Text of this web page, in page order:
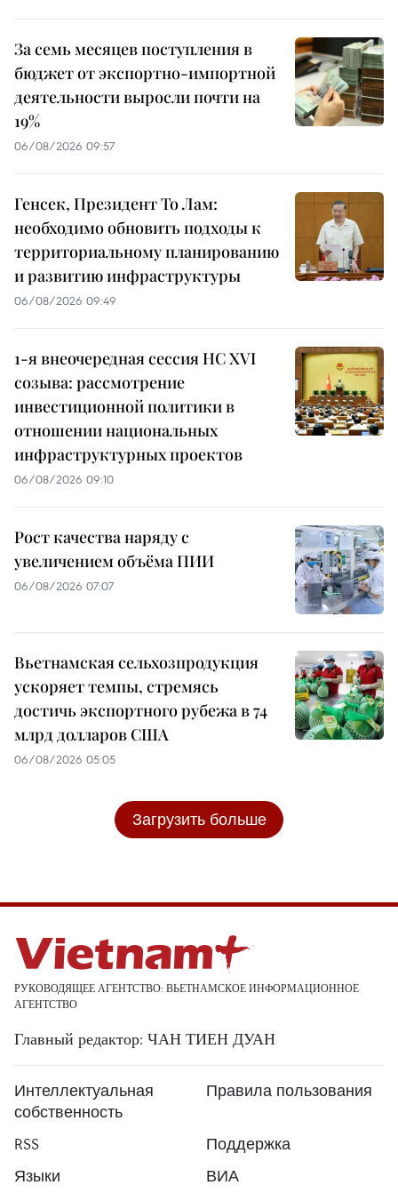
За семь месяцев поступления в
бюджет от экспортно-импортной
деятельности выросли почти на
19%
06/08/2026 09:57
Генсек, Президент То Лам:
необходимо обновить подходы к
территориальному планированию
и развитию инфраструктуры
06/08/2026 09:49
1-я внеочередная сессия НС XVI
созыва: рассмотрение
инвестиционной политики в
отношении национальных
инфраструктурных проектов
06/08/2026 09:10
Рост качества наряду с
увеличением объёма ПИИ
06/08/2026 07:07
Вьетнамская сельхозпродукция
ускоряет темпы, стремясь
достичь экспортного рубежа в 74
млрд долларов США
06/08/2026 05:05
Загрузить больше
РУКОВОДЯЩЕЕ АГЕНТСТВО: ВЬЕТНАМСКОЕ ИНФОРМАЦИОННОЕ
АГЕНТСТВО
Главный редактор: ЧАН ТИЕН ДУАН
Интеллектуальная
собственность
Правила пользования
RSS
Поддержка
Языки
ВИА